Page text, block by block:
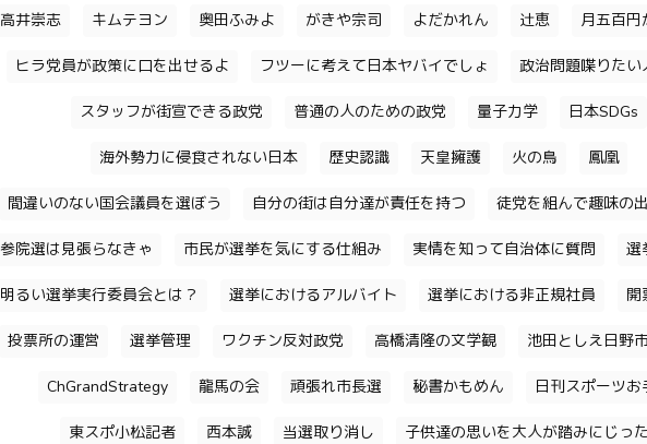
高井崇志 キムテヨン 奥田ふみよ がきや宗司 よだかれん 辻恵 月五百円
ヒラ党員が政策に口を出せるよ フツーに考えて日本ヤバイでしょ 政治問題喋りたい
スタッフが街宣できる政党 普通の人のための政党 量子力学 日本SDGs
海外勢力に侵食されない日本 歴史認識 天皇擁護 火の鳥 鳳凰
間違いのない国会議員を選ぼう 自分の街は自分達が責任を持つ 徒党を組んで趣味の
参院選は見張らなきゃ 市民が選挙を気にする仕組み 実情を知って自治体に質問 選
明るい選挙実行委員会とは？ 選挙におけるアルバイト 選挙における非正規社員 開
投票所の運営 選挙管理 ワクチン反対政党 高橋清隆の文学観 池田としえ日野
ChGrandStrategy 龍馬の会 頑張れ市長選 秘書かもめん 日刊スポーツお
東スポ小松記者 西本誠 当選取り消し 子供達の思いを大人が踏みにじった